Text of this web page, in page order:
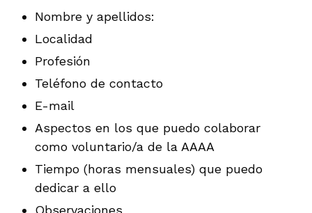
Nombre y apellidos:
Localidad
Profesión
Teléfono de contacto
E-mail
Aspectos en los que puedo colaborar
como voluntario/a de la AAAA
Tiempo (horas mensuales) que puedo
dedicar a ello
Observaciones